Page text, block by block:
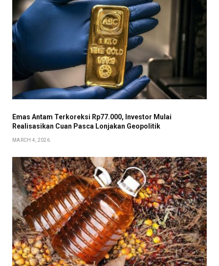
Emas Antam Terkoreksi Rp77.000, Investor Mulai
Realisasikan Cuan Pasca Lonjakan Geopolitik
MARCH 4, 2026